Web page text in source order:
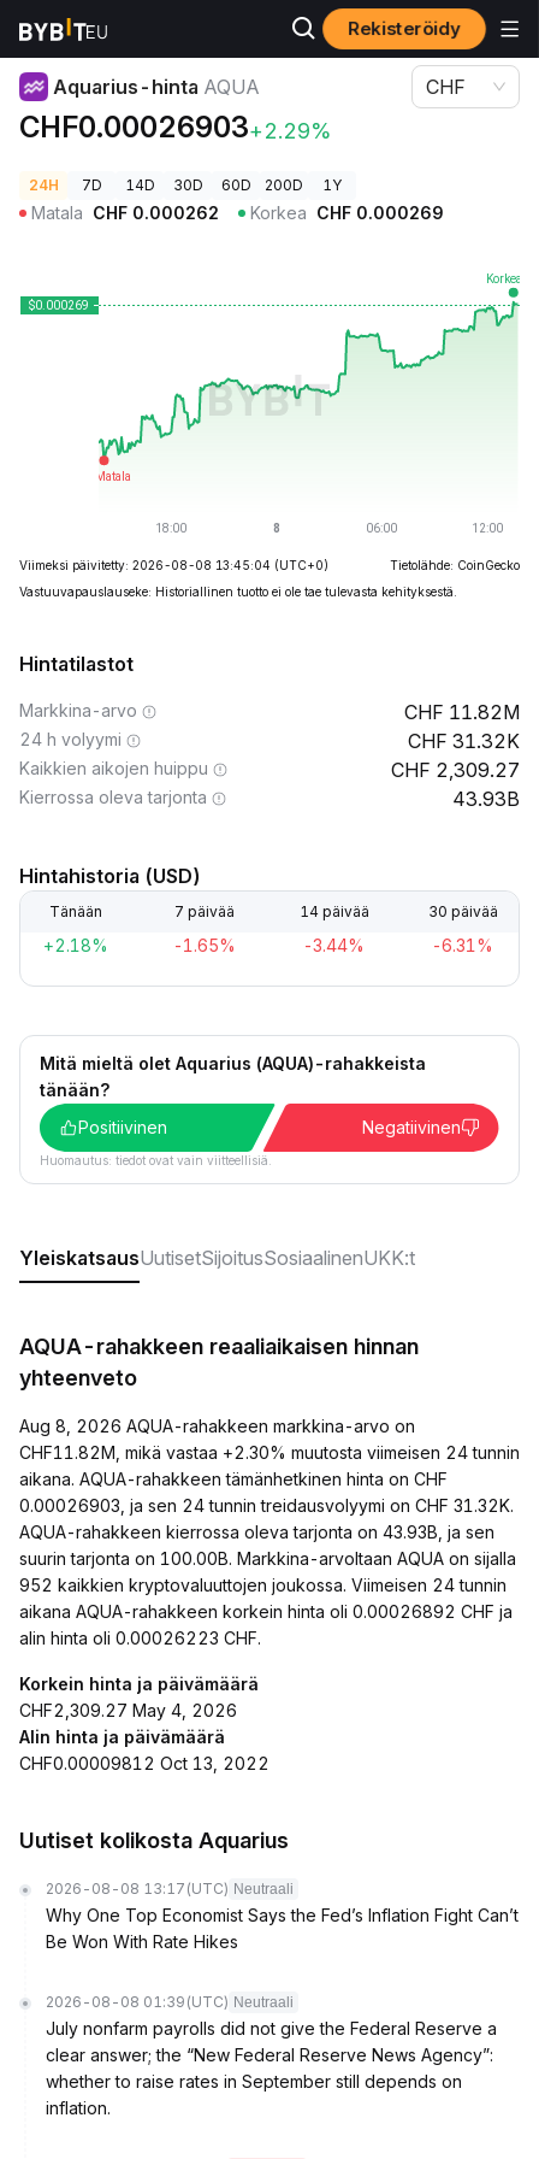
Rekisteröidy
Kryptohinnat
Aquarius-hinta AQUA
CHF0.00026903+2.29%
CHF
24H 7D 14D 30D 60D 200D 1Y
Matala CHF 0.000262 Korkea CHF 0.000269
Viimeksi päivitetty: 2026-08-08 13:45:04 (UTC+0)
Tietolähde: CoinGecko
Vastuuvapauslauseke: Historiallinen tuotto ei ole tae tulevasta kehityksestä.
Hintatilastot
Markkina-arvo 11.82M
24 h volyymi 31.32K
Kaikkien aikojen huippu 2,309.27
Kierrossa oleva tarjonta 43.93B
Hintahistoria (USD)
Tänään 7 päivää 14 päivää 30 päivää
+2.18% -1.65% -3.44% -6.31%
Mitä mieltä olet Aquarius (AQUA)-rahakkeista
tänään?
Positiivinen
Negatiivinen
Huomautus: tiedot ovat vain viitteellisiä.
YleiskatsausUutisetSijoitusSosiaalinenUKK:t
AQUA-rahakkeen reaaliaikaisen hinnan
yhteenveto
Aug 8, 2026 AQUA-rahakkeen markkina-arvo on
CHF11.82M, mikä vastaa +2.30% muutosta viimeisen 24 tunnin
aikana. AQUA-rahakkeen tämänhetkinen hinta on CHF
0.00026903, ja sen 24 tunnin treidausvolyymi on CHF 31.32K.
AQUA-rahakkeen kierrossa oleva tarjonta on 43.93B, ja sen
suurin tarjonta on 100.00B. Markkina-arvoltaan AQUA on sijalla
952 kaikkien kryptovaluuttojen joukossa. Viimeisen 24 tunnin
aikana AQUA-rahakkeen korkein hinta oli 0.00026892 CHF ja
alin hinta oli 0.00026223 CHF.
Korkein hinta ja päivämäärä
CHF2,309.27 May 4, 2026
Alin hinta ja päivämäärä
CHF0.00009812 Oct 13, 2022
Uutiset kolikosta Aquarius
2026-08-08 13:17 (UTC) Neutraali
Why One Top Economist Says the Fed’s Inflation Fight Can’t
Be Won With Rate Hikes
2026-08-08 01:39 (UTC) Neutraali
July nonfarm payrolls did not give the Federal Reserve a
clear answer; the “New Federal Reserve News Agency”:
whether to raise rates in September still depends on
inflation.